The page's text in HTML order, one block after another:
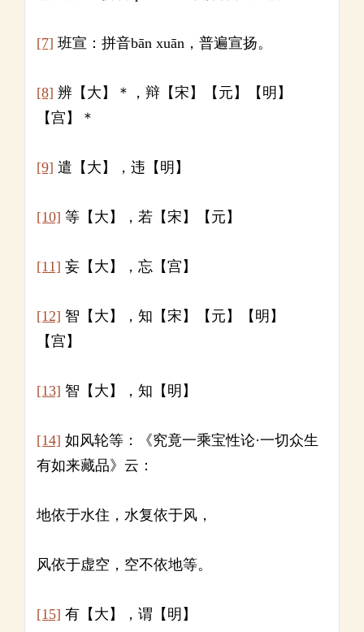
[7] 班宣：拼音bān xuān，普遍宣扬。
[8] 辨【大】＊，辩【宋】【元】【明】
【宫】＊
[9] 遣【大】，违【明】
[10] 等【大】，若【宋】【元】
[11] 妄【大】，忘【宫】
[12] 智【大】，知【宋】【元】【明】
【宫】
[13] 智【大】，知【明】
[14] 如风轮等：《究竟一乘宝性论·一切众生
有如来藏品》云：
地依于水住，水复依于风，
风依于虚空，空不依地等。
[15] 有【大】，谓【明】